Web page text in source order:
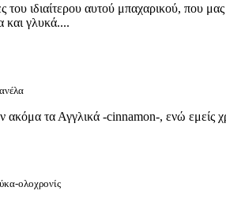
του ιδιαίτερου αυτού μπαχαρικού,
και γλυκά....
ακόμα τα Αγγλικά -cinnamon-, ενώ εμείς
ολοχρονίς